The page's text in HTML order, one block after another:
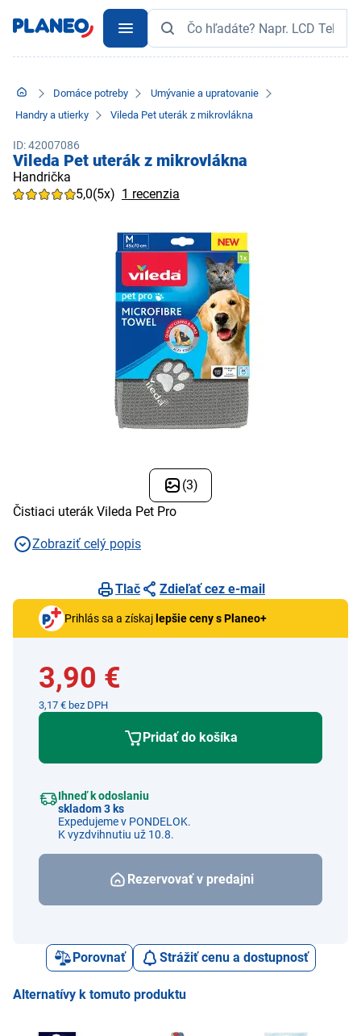
Domáce potreby
Umývanie a upratovanie
Handry a utierky
Vileda Pet uterák z mikrovlákna
ID: 42007086
Vileda Pet uterák z mikrovlákna
Handrička
5,0(5x) 1 recenzia
(3)
Čistiaci uterák Vileda Pet Pro
Zobraziť celý popis
Tlač Zdieľať cez e-mail
Prihlás sa a získaj lepšie ceny s Planeo+
3,90 €
3,17 € bez DPH
Pridať do košíka
Ihneď k odoslaniu
skladom 3 ks
Expedujeme v PONDELOK.
K vyzdvihnutiu už 10.8.
Rezervovať v predajni
Porovnať Strážiť cenu a dostupnosť
Alternatívy k tomuto produktu